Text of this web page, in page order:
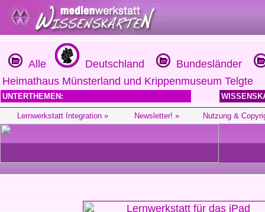
Alle Deutschland
Bundesländer
Heimathaus Münsterland und Krippenmuseum Telgte
UNTERTHEMEN:
Lernwerkstatt Integration » Newsletter! » Nutzung &